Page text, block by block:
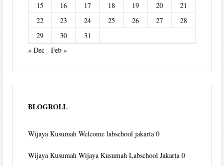
15
16 17 18 19 20
21
22
23 24 25 26 27
28
29
30
31
« Dec
Feb »
BLOGROLL
Wijaya Kusumah Welcome labschool jakarta 0
Wijaya Kusumah Wijaya Kusumah Labschool Jakarta 0